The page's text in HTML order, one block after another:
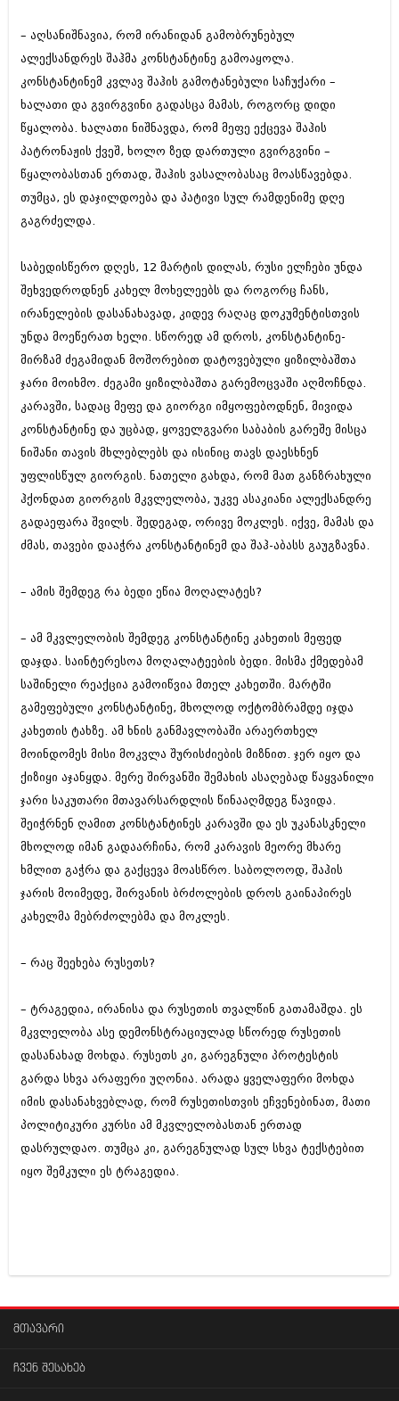
– აღსანიშნავია, რომ ირანიდან გამობრუნებულ
ალექსანდრეს შაჰმა კონსტანტინე გამოაყოლა.
კონსტანტინემ კვლავ შაჰის გამოტანებული საჩუქარი –
ხალათი და გვირგვინი გადასცა მამას, როგორც დიდი
წყალობა. ხალათი ნიშნავდა, რომ მეფე ექცევა შაჰის
პატრონაჟის ქვეშ, ხოლო ზედ დართული გვირგვინი –
წყალობასთან ერთად, შაჰის ვასალობასაც მოასწავებდა.
თუმცა, ეს დაჯილდოება და პატივი სულ რამდენიმე დღე
გაგრძელდა.
საბედისწერო დღეს, 12 მარტის დილას, რუსი ელჩები უნდა
შეხვედროდნენ კახელ მოხელეებს და როგორც ჩანს,
ირანელების დასანახავად, კიდევ რაღაც დოკუმენტისთვის
უნდა მოეწერათ ხელი. სწორედ ამ დროს, კონსტანტინე-
მირზამ ძეგამიდან მოშორებით დატოვებული ყიზილბაშთა
ჯარი მოიხმო. ძეგამი ყიზილბაშთა გარემოცვაში აღმოჩნდა.
კარავში, სადაც მეფე და გიორგი იმყოფებოდნენ, მივიდა
კონსტანტინე და უცბად, ყოველგვარი საბაბის გარეშე მისცა
ნიშანი თავის მხლებლებს და ისინიც თავს დაესხნენ
უფლისწულ გიორგის. ნათელი გახდა, რომ მათ განზრახული
ჰქონდათ გიორგის მკვლელობა, უკვე ასაკიანი ალექსანდრე
გადაეფარა შვილს. შედეგად, ორივე მოკლეს. იქვე, მამას და
ძმას, თავები დააჭრა კონსტანტინემ და შაჰ-აბასს გაუგზავნა.
– ამის შემდეგ რა ბედი ეწია მოღალატეს?
– ამ მკვლელობის შემდეგ კონსტანტინე კახეთის მეფედ
დაჯდა. საინტერესოა მოღალატეების ბედი. მისმა ქმედებამ
საშინელი რეაქცია გამოიწვია მთელ კახეთში. მარტში
გამეფებული კონსტანტინე, მხოლოდ ოქტომბრამდე იჯდა
კახეთის ტახზე. ამ ხნის განმავლობაში არაერთხელ
მოინდომეს მისი მოკვლა შურისძიების მიზნით. ჯერ იყო და
ქიზიყი აჯანყდა. მერე შირვანში შემახის ასაღებად წაყვანილი
ჯარი საკუთარი მთავარსარდლის წინააღმდეგ წავიდა.
შეიჭრნენ ღამით კონსტანტინეს კარავში და ეს უკანასკნელი
მხოლოდ იმან გადაარჩინა, რომ კარავის მეორე მხარე
ხმლით გაჭრა და გაქცევა მოასწრო. საბოლოოდ, შაჰის
ჯარის მოიმედე, შირვანის ბრძოლების დროს გაინაპირეს
კახელმა მებრძოლებმა და მოკლეს.
– რაც შეეხება რუსეთს?
– ტრაგედია, ირანისა და რუსეთის თვალწინ გათამაშდა. ეს
მკვლელობა ასე დემონსტრაციულად სწორედ რუსეთის
დასანახად მოხდა. რუსეთს კი, გარეგნული პროტესტის
გარდა სხვა არაფერი უღონია. არადა ყველაფერი მოხდა
იმის დასანახვებლად, რომ რუსეთისთვის ეჩვენებინათ, მათი
პოლიტიკური კურსი ამ მკვლელობასთან ერთად
დასრულდაო. თუმცა კი, გარეგნულად სულ სხვა ტექსტებით
იყო შემკული ეს ტრაგედია.
მთავარი
ჩვენ შესახებ